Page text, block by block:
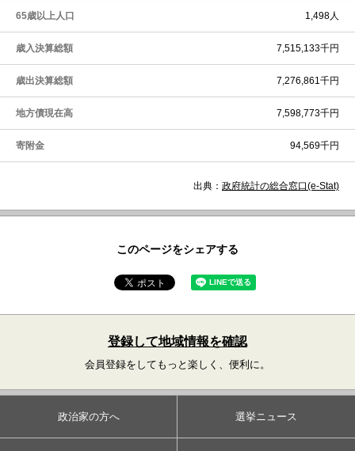
65歳以上人口 1,498人
歳入決算総額 7,515,133千円
歳出決算総額 7,276,861千円
地方債現在高 7,598,773千円
寄附金 94,569千円
出典： 政府統計の総合窓口(e-Stat)
このページをシェアする
登録して地域情報を確認
会員登録をしてもっと楽しく、便利に。
政治家の方へ 選挙ニュース